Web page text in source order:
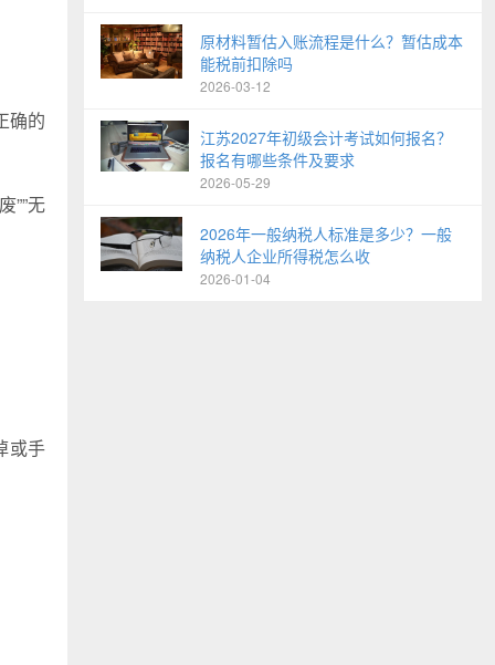
确的
””无
或手
原材料暂估入账流程是什么？暂估成本
能税前扣除吗
2026-03-12
江苏2027年初级会计考试如何报名？
报名有哪些条件及要求
2026-05-29
2026年一般纳税人标准是多少？一般
纳税人企业所得税怎么收
2026-01-04